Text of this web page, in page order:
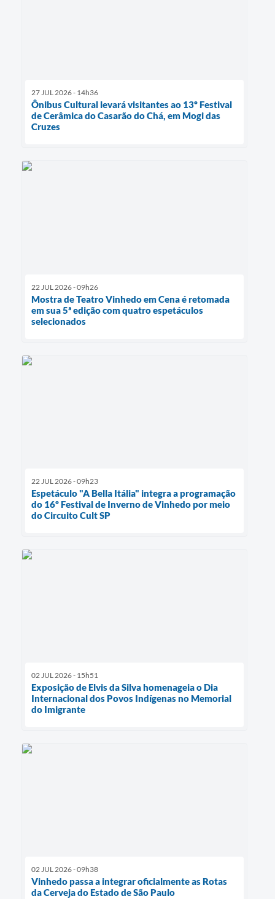
27 JUL 2026 - 14h36
Ônibus Cultural levará visitantes ao 13º Festival
de Cerâmica do Casarão do Chá, em Mogi das
Cruzes
22 JUL 2026 - 09h26
Mostra de Teatro Vinhedo em Cena é retomada
em sua 5ª edição com quatro espetáculos
selecionados
22 JUL 2026 - 09h23
Espetáculo "A Bella Itália" integra a programação
do 16º Festival de Inverno de Vinhedo por meio
do Circuito Cult SP
02 JUL 2026 - 15h51
Exposição de Elvis da Silva homenageia o Dia
Internacional dos Povos Indígenas no Memorial
do Imigrante
02 JUL 2026 - 09h38
Vinhedo passa a integrar oficialmente as Rotas
da Cerveja do Estado de São Paulo